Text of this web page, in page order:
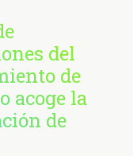
del
de
acoge la
de